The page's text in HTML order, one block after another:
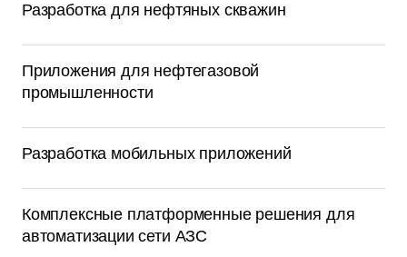
Разработка для нефтяных скважин
Приложения для нефтегазовой
промышленности
Разработка мобильных приложений
Комплексные платформенные решения для
автоматизации сети АЗС